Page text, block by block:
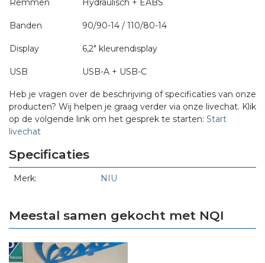
Remmen Hydraulisch + EABS
Banden 90/90-14 / 110/80-14
Display 6,2″ kleurendisplay
USB USB-A + USB-C
Heb je vragen over de beschrijving of specificaties van onze
producten? Wij helpen je graag verder via onze livechat. Klik
op de volgende link om het gesprek te starten: Start
livechat
Specificaties
Merk: NIU
Meestal samen gekocht met NQI